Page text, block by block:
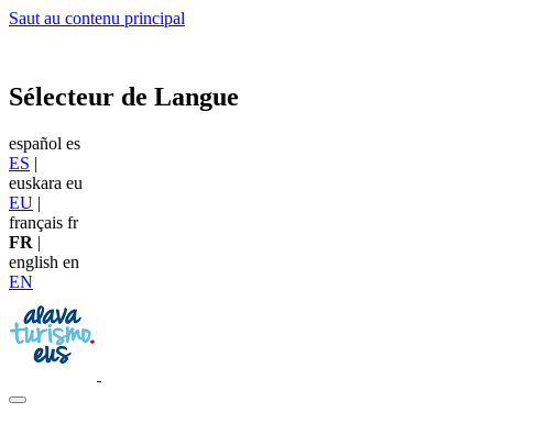
Saut au contenu principal
Sélecteur de Langue
español es
ES |
euskara eu
EU |
français fr
FR |
english en
EN